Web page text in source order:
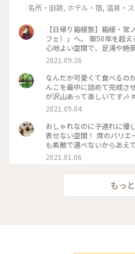
名所・旧跡, ホテル・宿, 温泉・
【日帰り箱根旅】箱根・宮
フェ）」へ。 築50年を超える古い建物をリノベーションした
心地よい空間で、足湯や絶景を
築50年を超える古い建物を
外観や床の風合いなど、全
漂っていて、落ち着きます。 投稿したのは店内席の写真。
窓からも箱根の山が一望
🌲 #私のことりっぷ #箱根
2021.09.26
なんだか可愛くて食べるの
んこを最中に詰めて完成さ
が沢山あって楽しいです
2021.09.04
おしゃれなのに子連れに優
表せない空間！ 席のバリエ
も素敵で選べないからあえて入口
箱根 #NARAYA CAFE #な
2021.01.06
もっ